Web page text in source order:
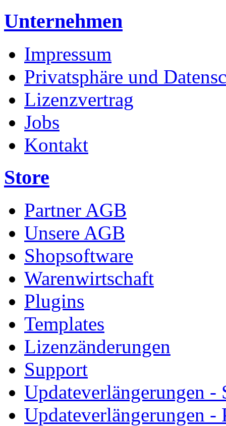
Unternehmen
Impressum
Privatsphäre und
Lizenzvertrag
Jobs
Kontakt
Store
Partner AGB
Unsere AGB
Shopsoftware
Warenwirtschaft
Plugins
Templates
Lizenzänderungen
Support
Updateverlängerungen -
Updateverlängerungen -